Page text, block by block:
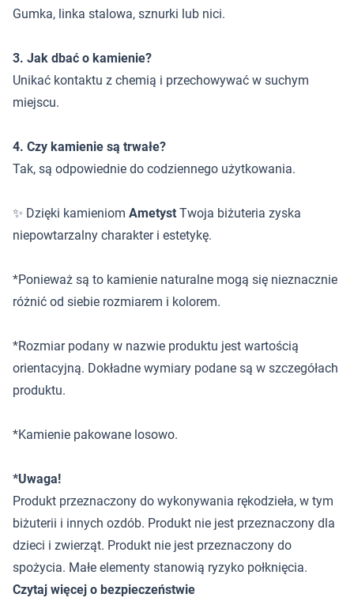
Gumka, linka stalowa, sznurki lub nici.
3. Jak dbać o kamienie?
Unikać kontaktu z chemią i przechowywać w suchym
miejscu.
4. Czy kamienie są trwałe?
Tak, są odpowiednie do codziennego użytkowania.
✨ Dzięki kamieniom Ametyst Twoja biżuteria zyska
niepowtarzalny charakter i estetykę.
*Ponieważ są to kamienie naturalne mogą się nieznacznie
różnić od siebie rozmiarem i kolorem.
*Rozmiar podany w nazwie produktu jest wartością
orientacyjną. Dokładne wymiary podane są w szczegółach
produktu.
*Kamienie pakowane losowo.
*Uwaga!
Produkt przeznaczony do wykonywania rękodzieła, w tym
biżuterii i innych ozdób. Produkt nie jest przeznaczony dla
dzieci i zwierząt. Produkt nie jest przeznaczony do
spożycia. Małe elementy stanowią ryzyko połknięcia.
Czytaj więcej o bezpieczeństwie